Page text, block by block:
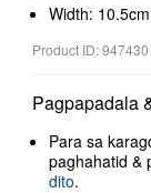
Width: 10.5cm
Product ID: 947430
Pagpapadala
Para sa
paghahatid &
dito.